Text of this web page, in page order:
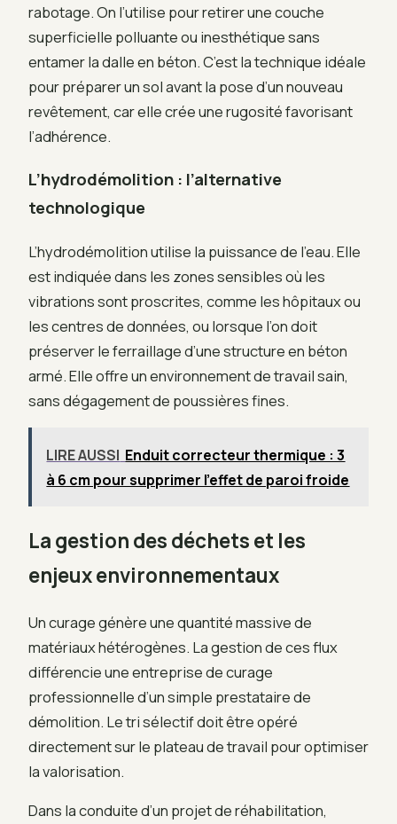
rabotage. On l’utilise pour retirer une couche
superficielle polluante ou inesthétique sans
entamer la dalle en béton. C’est la technique idéale
pour préparer un sol avant la pose d’un nouveau
revêtement, car elle crée une rugosité favorisant
l’adhérence.
L’hydrodémolition : l’alternative
technologique
L’hydrodémolition utilise la puissance de l’eau. Elle
est indiquée dans les zones sensibles où les
vibrations sont proscrites, comme les hôpitaux ou
les centres de données, ou lorsque l’on doit
préserver le ferraillage d’une structure en béton
armé. Elle offre un environnement de travail sain,
sans dégagement de poussières fines.
LIRE AUSSI Enduit correcteur thermique : 3
à 6 cm pour supprimer l’effet de paroi froide
La gestion des déchets et les
enjeux environnementaux
Un curage génère une quantité massive de
matériaux hétérogènes. La gestion de ces flux
différencie une entreprise de curage
professionnelle d’un simple prestataire de
démolition. Le tri sélectif doit être opéré
directement sur le plateau de travail pour optimiser
la valorisation.
Dans la conduite d’un projet de réhabilitation,